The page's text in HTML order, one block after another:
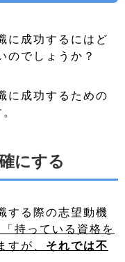
に成功するにはど
のでしょうか？
に成功するための
にする
する際の志望動機
持っている資格を
すが、 それでは不